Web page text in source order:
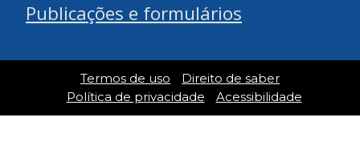
Publicações e formulários
Termos de uso
Direito de saber
Política de privacidade
Acessibilidade